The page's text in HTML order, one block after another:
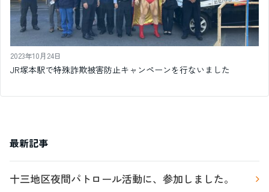
2023年10月24日
JR塚本駅で特殊詐欺被害防止キャンペーンを行ないました
最新記事
十三地区夜間パトロール活動に、参加しました。